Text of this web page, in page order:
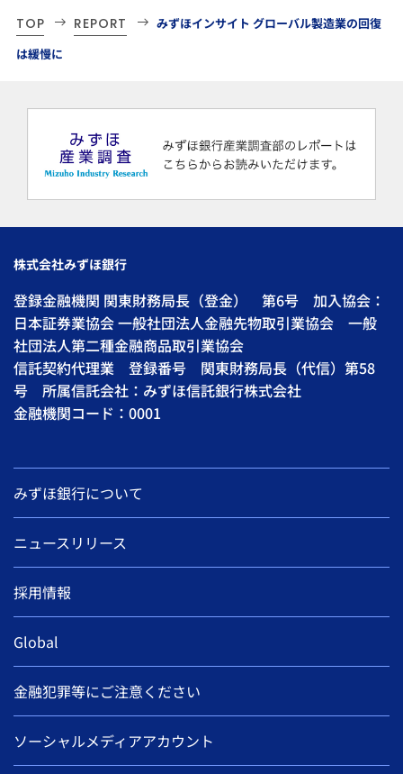
TOP REPORT
みずほインサイト グローバル製造業の回復
は緩慢に
株式会社みずほ銀行
登録金融機関 関東財務局長（登金） 第6号 加入協会：
日本証券業協会 一般社団法人金融先物取引業協会 一般
社団法人第二種金融商品取引業協会
信託契約代理業 登録番号 関東財務局長（代信）第58
号 所属信託会社：みずほ信託銀行株式会社
金融機関コード：0001
みずほ銀行について
ニュースリリース
採用情報
Global
金融犯罪等にご注意ください
ソーシャルメディアアカウント